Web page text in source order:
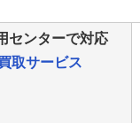
センターで対応
取サービス